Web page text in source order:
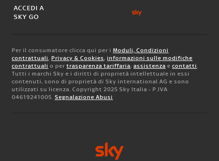
ACCEDI A
SKY GO
Per il consumatore clicca qui per i Moduli, Condizioni
contrattuali, Privacy & Cookies, informazioni sulle modifiche
contrattuali o per trasparenza tariffaria, assistenza e contatti.
Tutti i marchi Sky e i diritti di proprietà intellettuale in essi
contenuti, sono di proprietà di Sky international AG e sono
utilizzati su licenza. Copyright 2025 Sky Italia - P.IVA
04619241005. Segnalazione Abusi